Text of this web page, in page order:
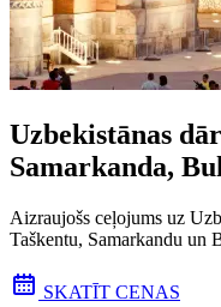
Uzbekistānas
Samarkanda,
Aizraujošs ceļojums uz
Taškentu, Samarkandu un
SKATĪT CENAS